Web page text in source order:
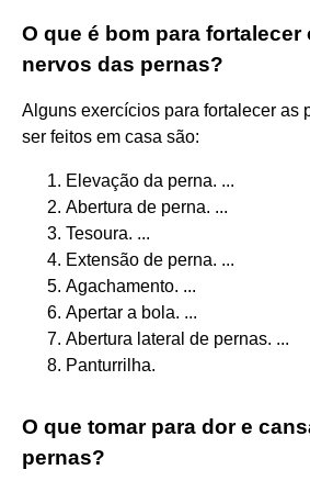
O que é bom para
nervos das pernas?
Alguns exercícios para fortalecer as
ser feitos em casa são:
Elevação da perna. ...
Abertura de perna. ...
Tesoura. ...
Extensão de perna. ...
Agachamento. ...
Apertar a bola. ...
Abertura lateral de pernas. ...
Panturrilha.
O que tomar para dor e
pernas?